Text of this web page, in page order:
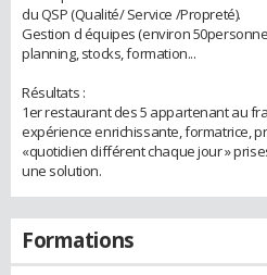
du QSP (Qualité/ Service /Propreté).
Gestion d équipes (environ
planning, stocks, formation...
Résultats :
1er restaurant des 5 appartenant au
expérience enrichissante, formatrice,
«quotidien différent chaque jour »
une solution.
Formations